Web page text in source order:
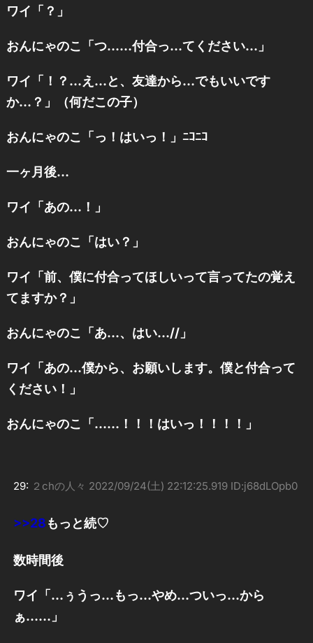
ワイ「？」
おんにゃのこ「つ……付合っ…てください…」
ワイ「！？…え…と、友達から…でもいいです
か…？」（何だこの子）
おんにゃのこ「っ！はいっ！」ﾆｺﾆｺ
一ヶ月後…
ワイ「あの…！」
おんにゃのこ「はい？」
ワイ「前、僕に付合ってほしいって言ってたの覚え
てますか？」
おんにゃのこ「あ…、はい…//」
ワイ「あの…僕から、お願いします。僕と付合って
ください！」
おんにゃのこ「……！！！はいっ！！！！」
29: ２chの人々 2022/09/24(土) 22:12:25.919 ID:j68dLOpb0
>>28もっと続♡
数時間後
ワイ「…ぅうっ…もっ…やめ…ついっ…から
ぁ……」